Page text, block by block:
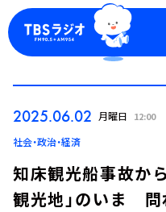
2025.06.02 月曜日 12:00
社会・政治・経済
知床観光船事故か
観光地」のいま 問